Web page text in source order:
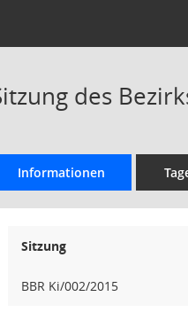
navigation
des
Informationen
Sitzung
BBR Ki/002/2015